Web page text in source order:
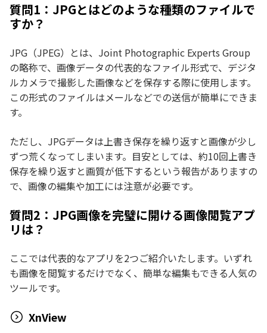
質問1：JPGとはどのような種類のファイルで
すか？
JPG（JPEG）とは、Joint Photographic Experts Group
の略称で、画像データの代表的なファイル形式で、デジタ
ルカメラで撮影した画像などを保存する際に使用します。
この形式のファイルはメールなどでの送信が簡単にできま
す。
ただし、JPGデータは上書き保存を繰り返すと画像が少し
ずつ荒くなってしまいます。目安としては、約10回上書き
保存を繰り返すと画質が低下するという報告がありますの
で、画像の編集や加工には注意が必要です。
質問2：JPG画像を完璧に開ける画像閲覧アプ
リは？
ここでは代表的なアプリを2つご紹介いたします。いずれ
も画像を閲覧するだけでなく、簡単な編集もできる人気の
ツールです。
XnView